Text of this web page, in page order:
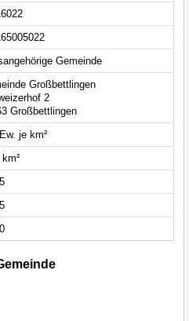
Gemeinde
Großbettlingen
2
Großbettlingen
je km²